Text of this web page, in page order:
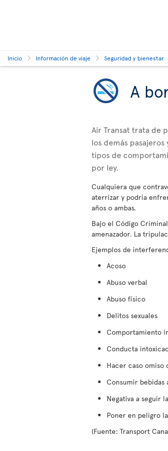
Inicio Información de viaje Seguridad y bienestar
A
Air Transat trata de
los demás
tipos de
por ley.
Cualquiera que
aterrizar y podría
años o ambas.
Bajo el Código
amenazador. La
Ejemplos de
Acoso
Abuso verbal
Abuso físico
Delitos sexuales
Comportamiento
Conducta
Hacer caso omiso
Consumir
Negativa a seguir
Poner en peligro
(Fuente: Transport